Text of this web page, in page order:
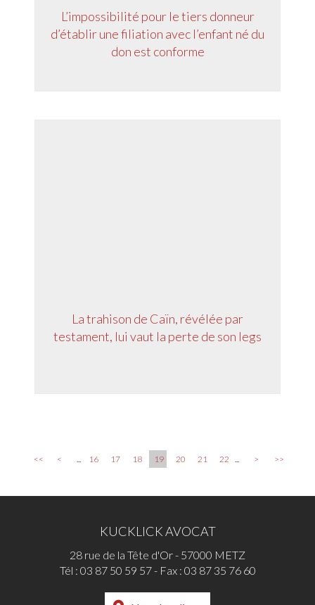
L’impossibilité pour le tiers donneur
d’établir une filiation avec l’enfant né du
don est conforme
La trahison de Caïn, révélée par
testament, lui vaut la perte de son legs
<< < 16 17 18 19 20 21 22 > >>
KUCKLICK AVOCAT
28 rue de la Tête d'Or - 57000 METZ
Tél : 03 87 50 59 57- Fax : 03 87 35 76 60